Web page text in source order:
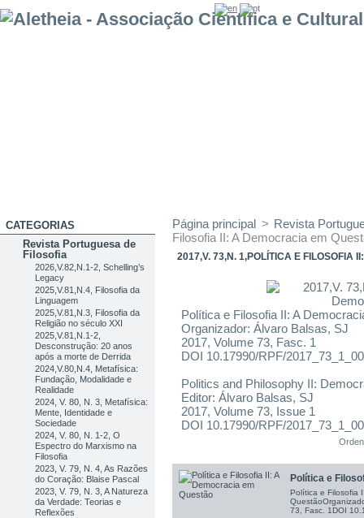
CATEGORIAS
Revista Portuguesa de
Filosofia
2026,V.82,N.1-2, Schelling’s
Legacy
2025,V.81,N.4, Filosofia da
Linguagem
2025,V.81,N.3, Filosofia da
Religião no século XXI
2025,V.81,N.1-2,
Desconstrução: 20 anos
após a morte de Derrida
2024,V.80,N.4, Metafísica:
Fundação, Modalidade e
Realidade
2024, V. 80, N. 3, Metafísica:
Mente, Identidade e
Sociedade
2024, V. 80, N. 1-2, O
Espectro do Marxismo na
Filosofia
2023, V. 79, N. 4, As Razões
do Coração: Blaise Pascal
2023, V. 79, N. 3, A Natureza
da Verdade: Teorias e
Reflexões
Página principal > Revista
Filosofia II: A Democracia em
2017,V. 73,N. 1,POLÍTICA E FILOSOFIA
Política e Filosofia II: A
Organizador: Álvaro Balsas, SJ
2017, Volume 73, Fasc. 1
DOI 10.17990/RPF/
Politics and Philosophy II:
Editor: Álvaro Balsas, SJ
2017, Volume 73, Issue 1
DOI 10.17990/RPF/
Política e
Política e Filosofia
73, Fasc. 1DOI